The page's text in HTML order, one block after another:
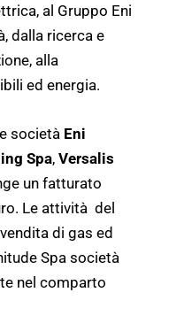
al Gruppo Eni
dalla ricerca e
alla
ed energia.
società Eni
Spa,Versalis
un fatturato
Le attività del
di gas ed
Spa società
nel comparto